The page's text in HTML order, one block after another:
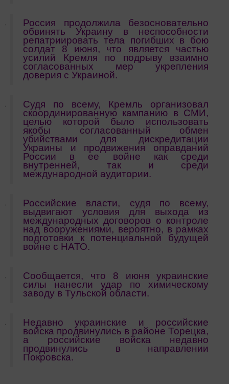
Россия продолжила безосновательно
обвинять Украину в неспособности
репатриировать тела погибших в бою
солдат 8 июня, что является частью
усилий Кремля по подрыву взаимно
согласованных мер укрепления
доверия с Украиной.
Судя по всему, Кремль организовал
скоординированную кампанию в СМИ,
целью которой было использовать
якобы согласованный обмен
убийствами для дискредитации
Украины и продвижения оправданий
России в ее войне как среди
внутренней, так и среди
международной аудитории.
Российские власти, судя по всему,
выдвигают условия для выхода из
международных договоров о контроле
над вооружениями, вероятно, в рамках
подготовки к потенциальной будущей
войне с НАТО.
Сообщается, что 8 июня украинские
силы нанесли удар по химическому
заводу в Тульской области.
Недавно украинские и российские
войска продвинулись в районе Торецка,
а российские войска недавно
продвинулись в направлении
Покровска.